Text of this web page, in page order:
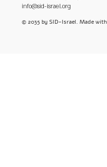
info@sid-israel.org
© 2035 by SID-Israel. Made with